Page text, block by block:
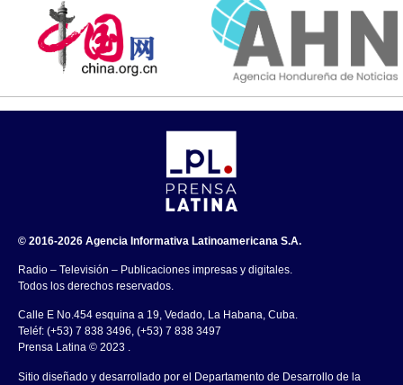
© 2016-2026 Agencia Informativa Latinoamericana S.A.
Radio – Televisión – Publicaciones impresas y digitales.
Todos los derechos reservados.
Calle E No.454 esquina a 19, Vedado, La Habana, Cuba.
Teléf: (+53) 7 838 3496, (+53) 7 838 3497
Prensa Latina © 2023 .
Sitio diseñado y desarrollado por el Departamento de Desarrollo de la